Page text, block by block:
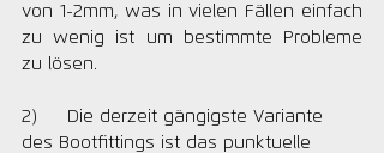
von 1-2mm, was in vielen Fällen einfach
zu wenig ist um bestimmte Probleme
zu lösen.
2)     Die derzeit gängigste Variante
des Bootfittings ist das punktuelle